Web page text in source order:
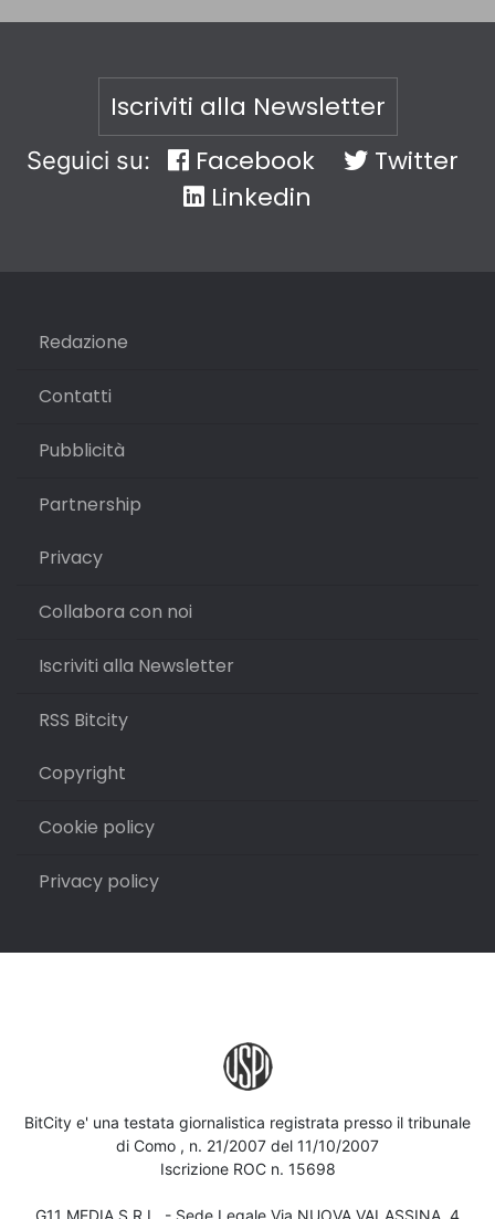
Iscriviti alla Newsletter
Seguici su: Facebook
Twitter
Linkedin
Redazione
Contatti
Pubblicità
Partnership
Privacy
Collabora con noi
Iscriviti alla Newsletter
RSS Bitcity
Copyright
Cookie policy
Privacy policy
BitCity e' una testata giornalistica registrata presso il tribunale
di Como , n. 21/2007 del 11/10/2007
Iscrizione ROC n. 15698
G11 MEDIA S.R.L. - Sede Legale Via NUOVA VALASSINA, 4